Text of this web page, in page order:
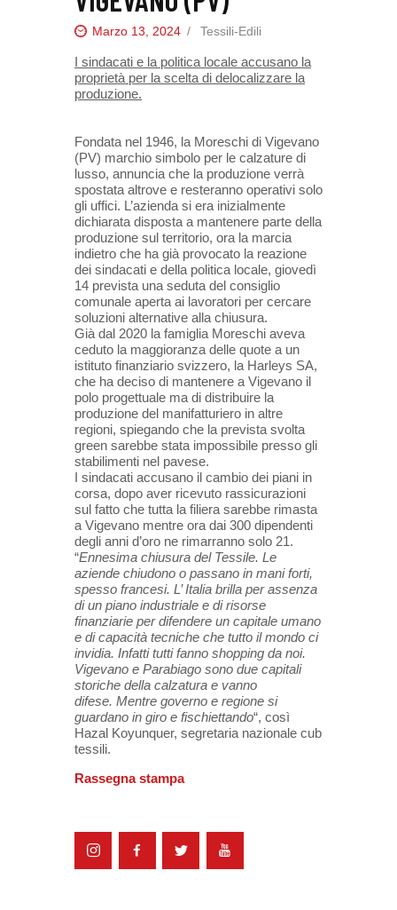
Marzo 13, 2024 Tessili-Edili
I sindacati e la politica locale accusano la
proprietà per la scelta di delocalizzare la
produzione.
Fondata nel 1946, la Moreschi di Vigevano
(PV) marchio simbolo per le calzature di
lusso, annuncia che la produzione verrà
spostata altrove e resteranno operativi solo
gli uffici. L’azienda si era inizialmente
dichiarata disposta a mantenere parte della
produzione sul territorio, ora la marcia
indietro che ha già provocato la reazione
dei sindacati e della politica locale, giovedì
14 prevista una seduta del consiglio
comunale aperta ai lavoratori per cercare
soluzioni alternative alla chiusura.
Già dal 2020 la famiglia Moreschi aveva
ceduto la maggioranza delle quote a un
istituto finanziario svizzero, la Harleys SA,
che ha deciso di mantenere a Vigevano il
polo progettuale ma di distribuire la
produzione del manifatturiero in altre
regioni, spiegando che la prevista svolta
green sarebbe stata impossibile presso gli
stabilimenti nel pavese.
I sindacati accusano il cambio dei piani in
corsa, dopo aver ricevuto rassicurazioni
sul fatto che tutta la filiera sarebbe rimasta
a Vigevano mentre ora dai 300 dipendenti
degli anni d’oro ne rimarranno solo 21.
“Ennesima chiusura del Tessile. Le
aziende chiudono o passano in mani forti,
spesso francesi. L’ Italia brilla per assenza
di un piano industriale e di risorse
finanziarie per difendere un capitale umano
e di capacità tecniche che tutto il mondo ci
invidia. Infatti tutti fanno shopping da noi.
Vigevano e Parabiago sono due capitali
storiche della calzatura e vanno
difese. Mentre governo e regione si
guardano in giro e fischiettando“, così
Hazal Koyunquer, segretaria nazionale cub
tessili.
Rassegna stampa